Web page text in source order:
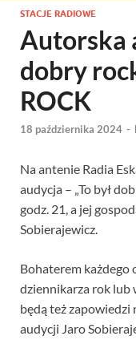
STACJE RADIOWE
Autorska
dobry
ROCK
18 października 2024 -
Na antenie Radia
audycja – „To był
godz. 21, a jej
Sobierajewicz.
Bohaterem każdego
dziennikarza rok lub
będą też
audycji Jaro